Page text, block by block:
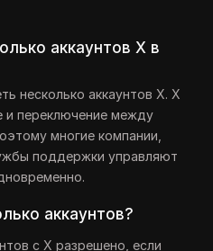
аккаунтов X в
несколько аккаунтов X. X
и переключение между
многие компании,
поддержки управляют
аккаунтов?
с X разрешено, если